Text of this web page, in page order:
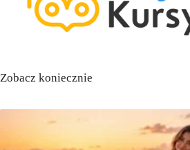
Zobacz koniecznie